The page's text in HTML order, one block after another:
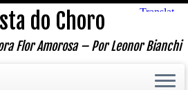
do Choro
Flor Amorosa – Por Leonor Bianchi